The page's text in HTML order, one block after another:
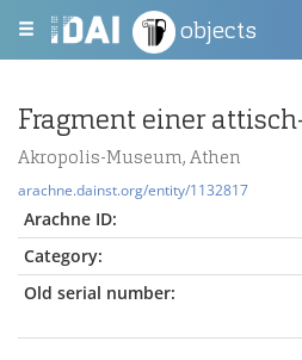
objects
Akropolis-Museum, Athen
arachne.dainst.org/entity/1132817
Arachne ID:
Category:
Old serial number: